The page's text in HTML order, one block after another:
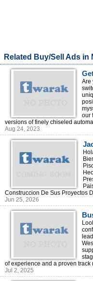
Related Buy/Sell Ads in
Are
our
versions of finely chiseled
Aug 24, 2023
Construccion De Sus Proyectos
Jun 25, 2026
NY
of experience and a proven track
Jul 2, 2025